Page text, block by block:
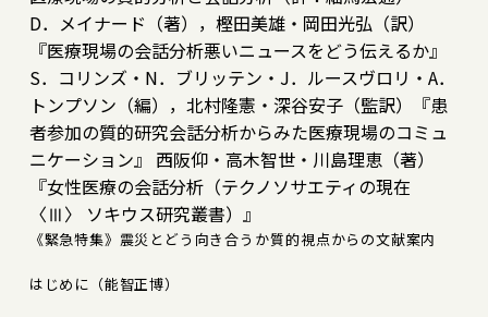
D．メイナード（著），樫田美雄・岡田光弘（訳）
『医療現場の会話分析――悪いニュースをどう伝えるか』
S．コリンズ・N．ブリッテン・J．ルースヴロリ・A．
トンプソン（編），北村隆憲・深谷安子（監訳）『患
者参加の質的研究――会話分析からみた医療現場のコミュ
ニケーション』 西阪仰・高木智世・川島理恵（著）
『女性医療の会話分析（テクノソサエティの現在
〈Ⅲ〉 ソキウス研究叢書）』
《緊急特集》震災とどう向き合うか――質的視点からの文献案内
はじめに（能智正博）